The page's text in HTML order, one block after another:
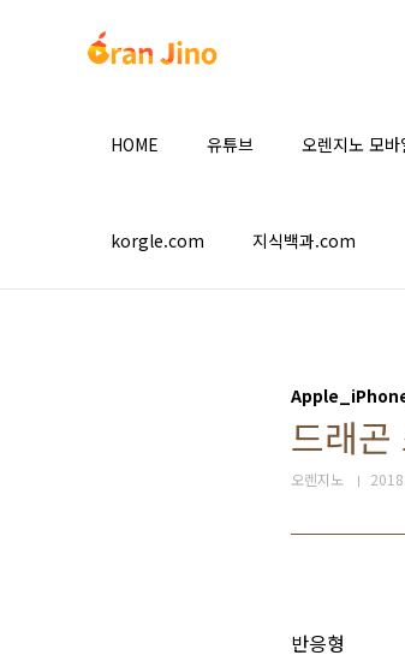
HOME 유튜브 오렌지노 모바
korgle.com 지식백과.com
드래곤
오렌지노
반응형